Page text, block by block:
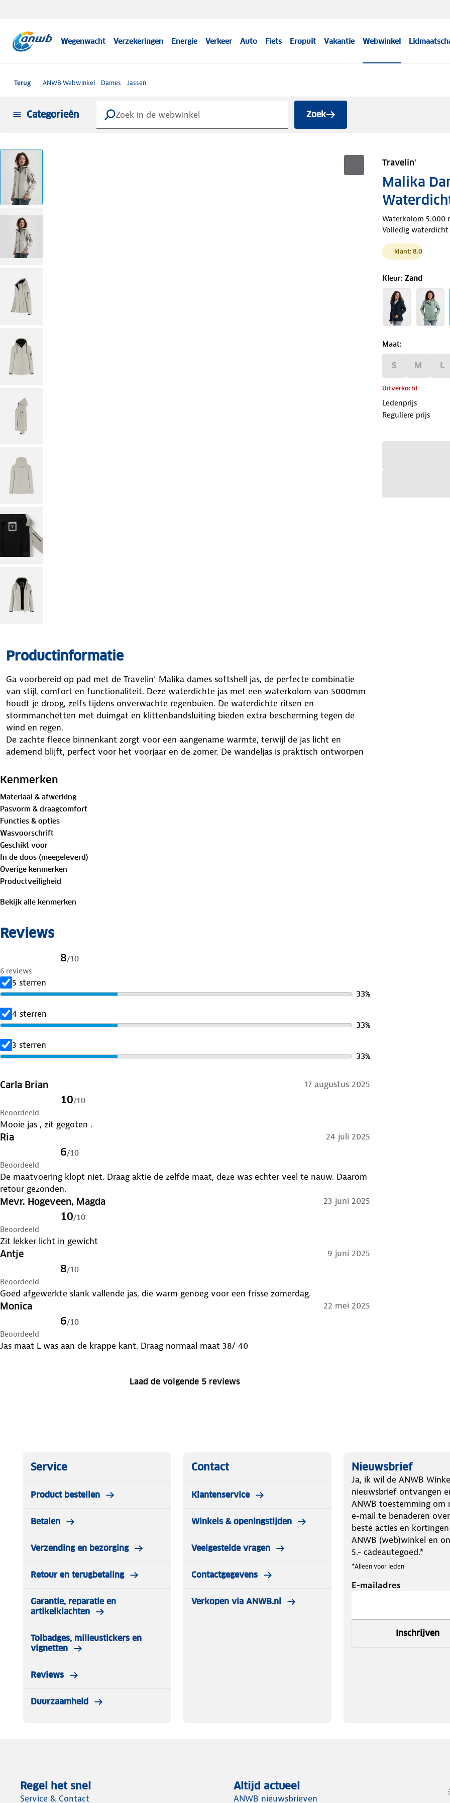
Wegenwacht Verzekeringen Energie Verkeer Auto Fiets Eropuit Vakantie Webwinkel
Terug ANWB Webwinkel Dames Jassen
Categorieën Zoek
Travelin'
Malika
Waterkolom 5.000
Volledig waterdicht
klant: 8.0
Kleur: Zand
Maat:
S M L
Uitverkocht
Ledenprijs
Reguliere prijs
Productinformatie
Ga voorbereid op pad met de Travelin’ Malika dames softshell jas, de perfecte combinatie
van stijl, comfort en functionaliteit. Deze waterdichte jas met een waterkolom van 5000mm
houdt je droog, zelfs tijdens onverwachte regenbuien. De waterdichte ritsen en
stormmanchetten met duimgat en klittenbandsluiting bieden extra bescherming tegen de
wind en regen.
De zachte fleece binnenkant zorgt voor een aangename warmte, terwijl de jas licht en
ademend blijft, perfect voor het voorjaar en de zomer. De wandeljas is praktisch ontworpen
binnenzak, biedt dit jack genoeg opbergruimte.
outdoor garderobe. Of je nu een stevige wandeltocht maakt of een frisse lentedag trotseert,
de Travelin’ dames jas Malika zorgt ervoor dat je altijd goed uitgerust bent.
Kenmerken
Materiaal & afwerking
Pasvorm & draagcomfort
Functies & opties
Wasvoorschrift
Geschikt voor
In de doos (meegeleverd)
Overige kenmerken
Productveiligheid
Bekijk alle kenmerken
Reviews
8/10
6 reviews
5 sterren
33%
4 sterren
33%
3 sterren
33%
Carla Brian 17 augustus 2025
10/10
Beoordeeld
Mooie jas , zit gegoten .
Ria 24 juli 2025
6/10
Beoordeeld
De maatvoering klopt niet. Draag aktie de zelfde maat, deze was echter veel te nauw. Daarom
retour gezonden.
Mevr. Hogeveen, Magda 23 juni 2025
10/10
Beoordeeld
Zit lekker licht in gewicht
Antje 9 juni 2025
8/10
Beoordeeld
Goed afgewerkte slank vallende jas, die warm genoeg voor een frisse zomerdag.
Monica 22 mei 2025
6/10
Beoordeeld
Jas maat L was aan de krappe kant. Draag normaal maat 38/ 40
Laad de volgende 5 reviews
Service
Product bestellen
Betalen
Verzending en bezorging
Retour en terugbetaling
Garantie, reparatie en
artikelklachten
Tolbadges, milieustickers en
vignetten
Reviews
Duurzaamheid
Contact
Klantenservice
Winkels & openingstijden
Veelgestelde vragen
Contactgegevens
Verkopen via ANWB.nl
Nieuwsbrief
Ja, ik wil de ANWB
nieuwsbrief ontvangen
ANWB toestemming om
e-mail te benaderen
beste acties en
ANWB (web)winkel en
5.- cadeautegoed.*
*Alleen voor leden
E-mailadres
Inschrijven
Regel het snel
Service & Contact
Altijd actueel
ANWB nieuwsbrieven